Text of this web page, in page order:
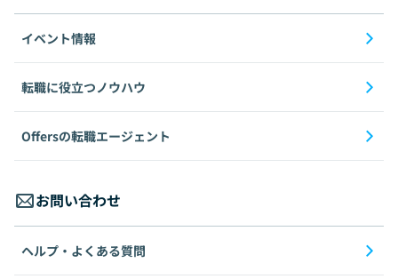
イベント情報
転職に役立つノウハウ
Offersの転職エージェント
お問い合わせ
ヘルプ・よくある質問